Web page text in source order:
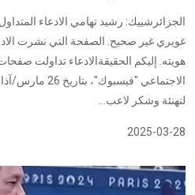
الجزائرشييك: رشيد تهامي الادعاء
غويري غير صحيح. الصفحة التي نشرت
هويته. إليكم الحقيقةالادعاء تداولت
لتهنئة وشكر لاعب...
2025-03-28